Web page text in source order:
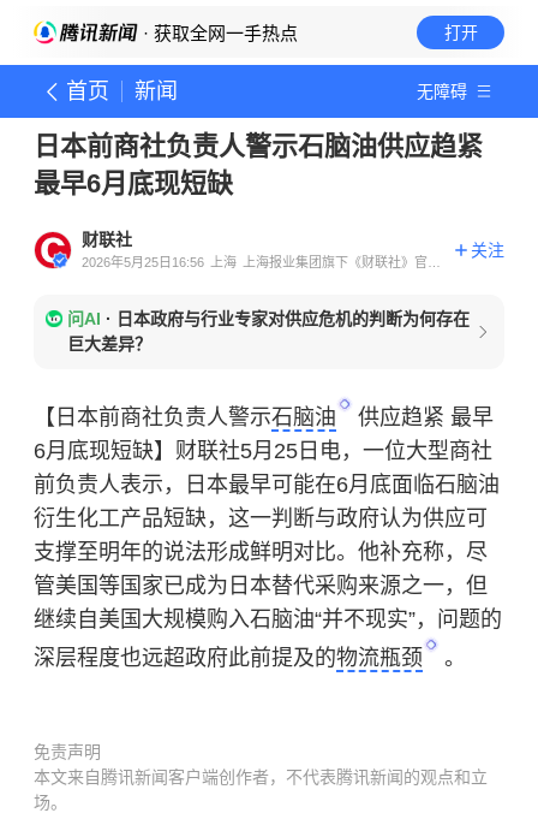
· 获取全网一手热点 打开
首页 新闻 无障碍
日本前商社负责人警示石脑油供应趋紧
最早6月底现短缺
财联社
2026年5月25日16:56 上海
上海报业集团旗下《财联社》官方
关注
问AI ·
日本政府与行业专家对供应危机的判断为何存在
巨大差异？
【日本前商社负责人警示石脑油
供应趋紧 最早
6月底现短缺】财联社5月25日电，一位大型商社
前负责人表示，日本最早可能在6月底面临石脑油
衍生化工产品短缺，这一判断与政府认为供应可
支撑至明年的说法形成鲜明对比。他补充称，尽
管美国等国家已成为日本替代采购来源之一，但
继续自美国大规模购入石脑油“并不现实”，问题的
深层程度也远超政府此前提及的物流瓶颈 。
免责声明
本文来自腾讯新闻客户端创作者，不代表腾讯新闻的观点和立
场。